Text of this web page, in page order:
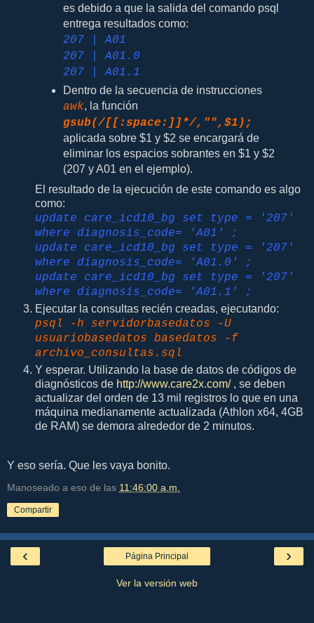
es debido a que la salida del comando psql
entrega resultados como:
207 | A01
207 | A01.0
207 | A01.1
Dentro de la secuencia de instrucciones
awk, la función
gsub(/[[:space:]]*/,"",$1);
aplicada sobre $1 y $2 se encargará de
eliminar los espacios sobrantes en $1 y $2
(207 y A01 en el ejemplo).
El resultado de la ejecución de este comando es algo
como:
update care_icd10_bg set type = '207'
where diagnosis_code= 'A01' ;
update care_icd10_bg set type = '207'
where diagnosis_code= 'A01.0' ;
update care_icd10_bg set type = '207'
where diagnosis_code= 'A01.1' ;
Ejecutar la consultas recién creadas, ejecutando:
psql -h servidorbasedatos -U
usuariobasedatos basedatos -f
archivo_consultas.sql
Y esperar. Utilizando la base de datos de códigos de
diagnósticos de http://www.care2x.com/, se deben
actualizar del orden de 13 mil registros lo que en una
máquina medianamente actualizada (Athlon x64, 4GB
de RAM) se demora alrededor de 2 minutos.
Y eso sería. Que les vaya bonito.
Manoseado a eso de las 11:46:00 a.m.
Compartir
‹ ›
Página Principal
Ver la versión web